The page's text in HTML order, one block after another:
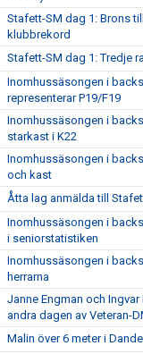
Stafett-SM dag 1: Brons
klubbrekord
Stafett-SM dag 1: Tredje
Inomhussäsongen i
representerar P19/F19
Inomhussäsongen i
starkast i K22
Inomhussäsongen i
och kast
Åtta lag anmälda till
Inomhussäsongen i
i seniorstatistiken
Inomhussäsongen i
herrarna
Janne Engman och
andra dagen av Veteran-
Malin över 6 meter i